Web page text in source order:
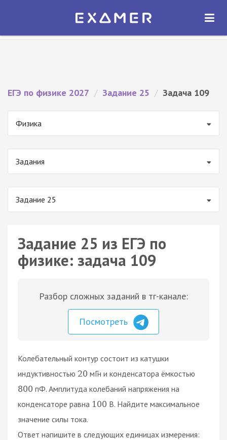
Экзамер — ЕГЭ 2027
ОТКРЫТЬ
ЕГЭ по физике 2027 / Задание 25 / Задача 109
Физика
Задания
Задание 25
Задание 25 из ЕГЭ по
физике: задача 109
Разбор сложных заданий в тг-канале:
Посмотреть
Колебательный контур состоит из катушки
индуктивностью 20 мГн и конденсатора ёмкостью
800 пФ. Амплитуда колебаний напряжения на
конденсаторе равна 100 В. Найдите максимальное
значение силы тока.
Ответ напишите в следующих единицах измерения: